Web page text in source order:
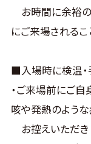
お時間に余裕
にご来場されるこ
■入場時に検温・
・ご来場前にご自
咳や発熱のよう
お控えいただき